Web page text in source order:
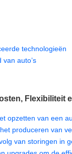
technologieën
auto’s
Flexibiliteit
opzetten van een
produceren van
van storingen in